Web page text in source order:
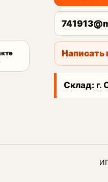
Написать
Склад: г.